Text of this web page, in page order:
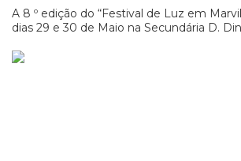
A 8 º edição do “Festival de Luz em
dias 29 e 30 de Maio na Secundária D.